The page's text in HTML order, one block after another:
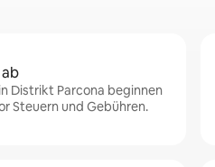
Distrikt Parcona beginnen
Steuern und Gebühren.